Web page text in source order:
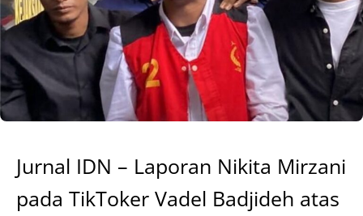
Jurnal IDN – Laporan Nikita Mirzani
pada TikToker Vadel Badjideh atas